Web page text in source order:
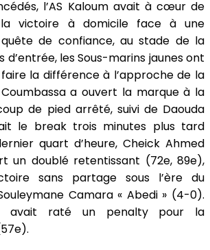
l’AS Kaloum avait à cœur de
victoire à domicile face à une
quête de confiance, au stade de la
d’entrée, les Sous-marins jaunes ont
la différence à l’approche de la
a ouvert la marque à la
de pied arrêté, suivi de Daouda
le break trois minutes plus tard
quart d’heure, Cheick Ahmed
un doublé retentissant (72e, 89e),
sans partage sous l’ère du
Camara « Abedi » (4-0).
avait raté un penalty pour la